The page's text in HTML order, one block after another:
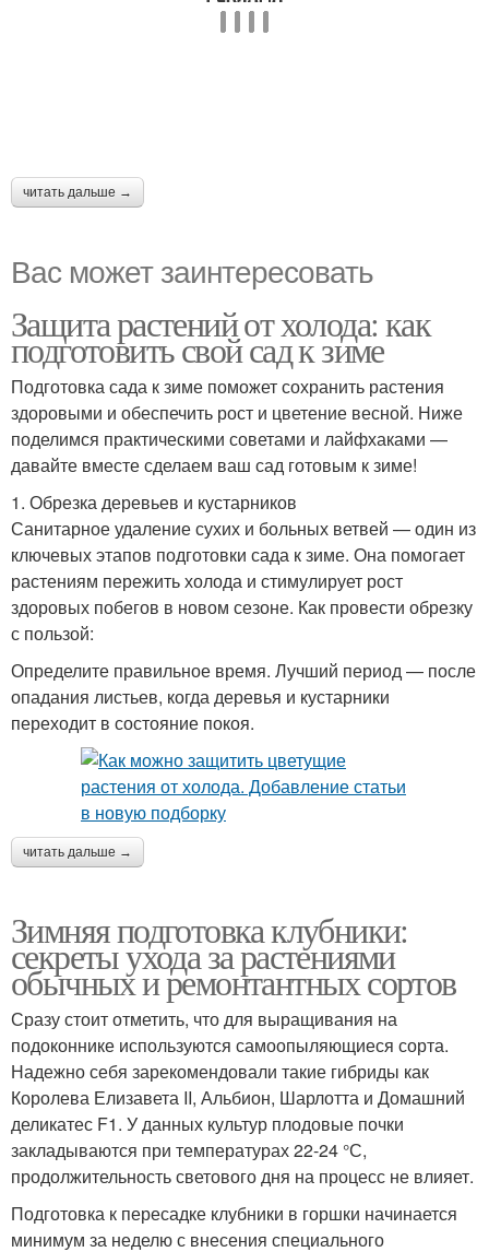
читать дальше →
Вас может заинтересовать
Защита растений от холода: как
подготовить свой сад к зиме
Подготовка сада к зиме поможет сохранить растения
здоровыми и обеспечить рост и цветение весной. Ниже
поделимся практическими советами и лайфхаками —
давайте вместе сделаем ваш сад готовым к зиме!
1. Обрезка деревьев и кустарников
Санитарное удаление сухих и больных ветвей — один из
ключевых этапов подготовки сада к зиме. Она помогает
растениям пережить холода и стимулирует рост
здоровых побегов в новом сезоне. Как провести обрезку
с пользой:
Определите правильное время. Лучший период — после
опадания листьев, когда деревья и кустарники
переходит в состояние покоя.
читать дальше →
Зимняя подготовка клубники:
секреты ухода за растениями
обычных и ремонтантных сортов
Сразу стоит отметить, что для выращивания на
подоконнике используются самоопыляющиеся сорта.
Надежно себя зарекомендовали такие гибриды как
Королева Елизавета II, Альбион, Шарлотта и Домашний
деликатес F1. У данных культур плодовые почки
закладываются при температурах 22-24 °С,
продолжительность светового дня на процесс не влияет.
Подготовка к пересадке клубники в горшки начинается
минимум за неделю с внесения специального